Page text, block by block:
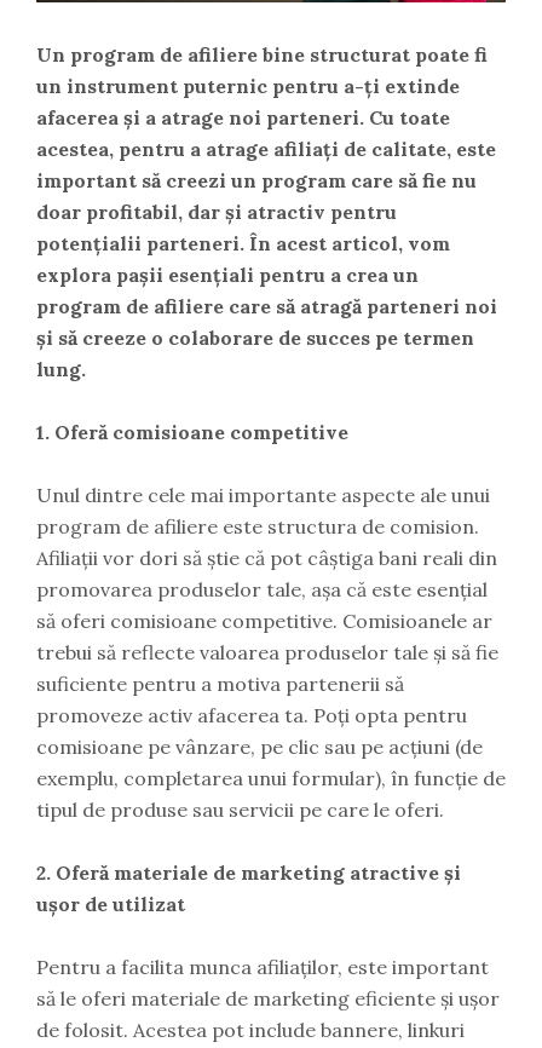
Un program de afiliere bine structurat poate fi
un instrument puternic pentru a-ți extinde
afacerea și a atrage noi parteneri. Cu toate
acestea, pentru a atrage afiliați de calitate, este
important să creezi un program care să fie nu
doar profitabil, dar și atractiv pentru
potențialii parteneri. În acest articol, vom
explora pașii esențiali pentru a crea un
program de afiliere care să atragă parteneri noi
și să creeze o colaborare de succes pe termen
lung.
1. Oferă comisioane competitive
Unul dintre cele mai importante aspecte ale unui
program de afiliere este structura de comision.
Afiliații vor dori să știe că pot câștiga bani reali din
promovarea produselor tale, așa că este esențial
să oferi comisioane competitive. Comisioanele ar
trebui să reflecte valoarea produselor tale și să fie
suficiente pentru a motiva partenerii să
promoveze activ afacerea ta. Poți opta pentru
comisioane pe vânzare, pe clic sau pe acțiuni (de
exemplu, completarea unui formular), în funcție de
tipul de produse sau servicii pe care le oferi.
2. Oferă materiale de marketing atractive și
ușor de utilizat
Pentru a facilita munca afiliaților, este important
să le oferi materiale de marketing eficiente și ușor
de folosit. Acestea pot include bannere, linkuri